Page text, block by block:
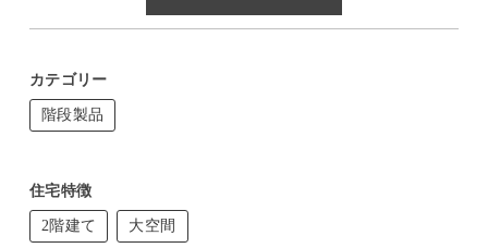
カテゴリー
階段製品
住宅特徴
2階建て 大空間